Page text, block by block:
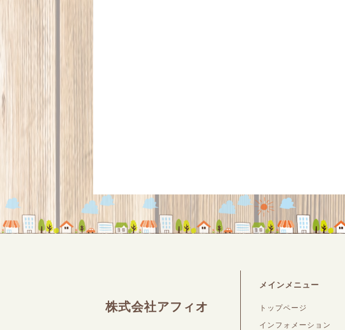
株式会社アフィオ
メインメニュー
トップページ
インフォメーション